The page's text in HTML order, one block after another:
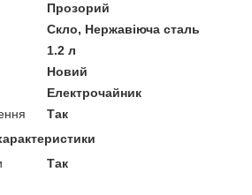
Прозорий
Скло, Нержавіюча сталь
1.2 л
Новий
Електрочайник
Так
Так